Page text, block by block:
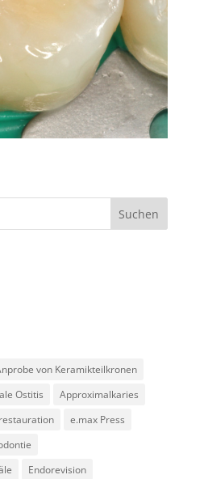
von Keramikteilkronen
Ostitis
Approximalkaries
e.max Press
Endorevision